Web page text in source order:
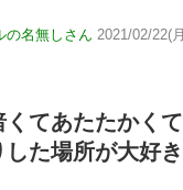
の名無しさん 2021/02/22(
てあたたかくて
した場所が大好